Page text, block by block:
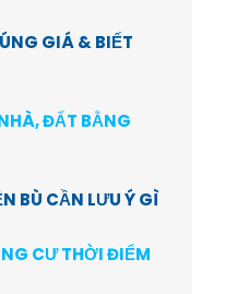
GIÁ & BIẾT
ĐẤT BẰNG
BÙ CẦN LƯU Ý GÌ
CƯ THỜI ĐIỂM